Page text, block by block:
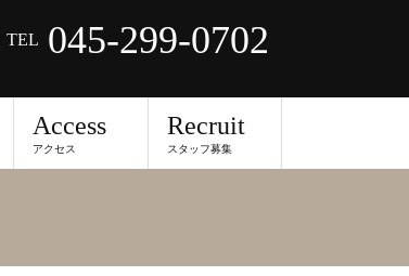
TEL 045-299-0702
Access
アクセス
Recruit
スタッフ募集